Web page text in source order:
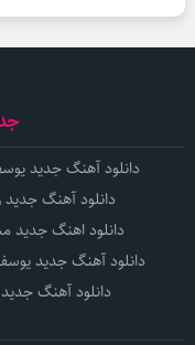
دانلود آهنگ جدید
دانلود آهنگ
دانلود اهنگ جدید
دانلود آهنگ جدید
دانلود آهنگ